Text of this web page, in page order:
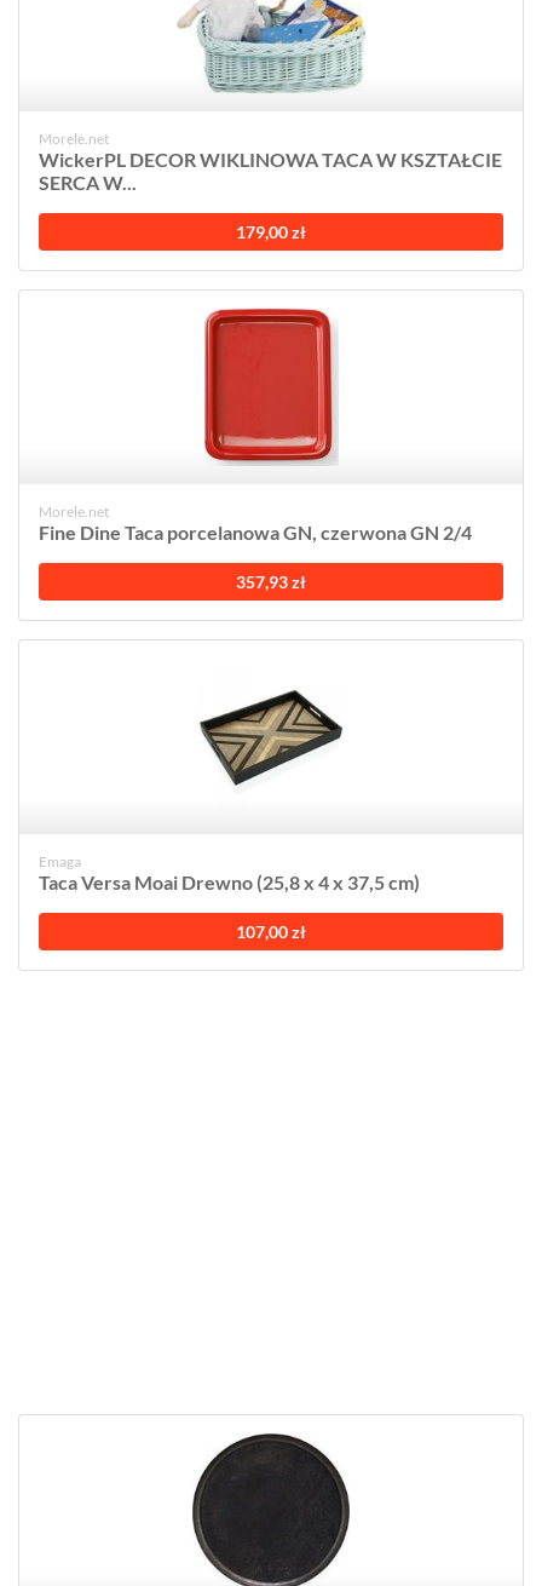
Morele.net
WickerPL DECOR WIKLINOWA TACA W KSZTAŁCIE
SERCA W...
179,00 zł
Morele.net
Fine Dine Taca porcelanowa GN, czerwona GN 2/4
357,93 zł
Emaga
Taca Versa Moai Drewno (25,8 x 4 x 37,5 cm)
107,00 zł